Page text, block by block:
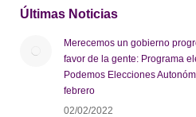
Últimas Noticias
Merecemos un gobierno
favor de la gente: Programa
Podemos Elecciones
febrero
02/02/2022